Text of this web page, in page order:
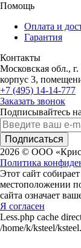
Помощь
Оплата и
Гарантия
Контакты
Московская обл.,
корпус 3,
+7 (495) 14-14-777
Заказать звонок
Подписывайтесь
Подписаться
2026 © ООО
Политика
Этот сайт
местоположении
сайта означает
Я согласен
Less.php cache
/home/k/ksteel/